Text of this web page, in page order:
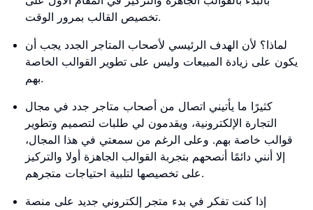
تخصيص القالب بمرور الوقت.
لماذا؟ لأن الهدف الرئيسي لأصحاب المتاجر الجدد يجب أن
يكون على زيادة المبيعات وليس على تطوير القوالب الخاصة
بهم.
كثيرًا ما يأتيني اتصال من أصحاب متاجر جدد في مجال
التجارة الإلكترونية، ويقدمون لي طلبات لتصميم وتطوير
قوالب خاصة بهم. وعلى الرغم من سمعتي في هذا المجال،
إلا أنني دائمًا أنصحهم بتجربة القوالب الجاهزة أولا والتركيز
على تخصيصها لتلبية احتياجات متجرهم.
إذا كنت تفكر في بدء متجر إلكتروني جديد على منصة